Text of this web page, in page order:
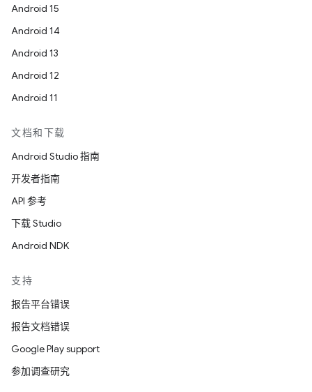
Android 15
Android 14
Android 13
Android 12
Android 11
文档和下载
Android Studio 指南
开发者指南
API 参考
下载 Studio
Android NDK
支持
报告平台错误
报告文档错误
Google Play support
参加调查研究